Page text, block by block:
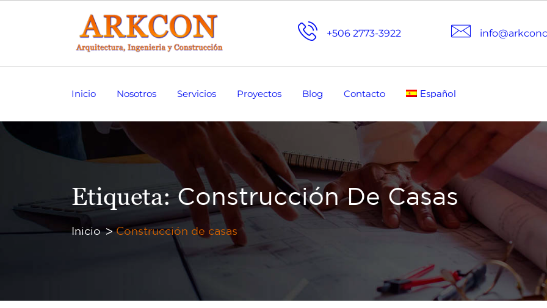
+506 2773-3922
Inicio Nosotros Servicios Proyectos Blog Contacto Español
Etiqueta:Construcción De Casas
Inicio Construcción de casas